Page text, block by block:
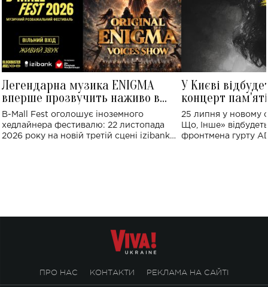
Легендарна музика ENIGMA
вперше прозвучить наживо в
Україні: де відбудеться концерт
B-Mall Fest оголошує іноземного
хедлайнера фестивалю: 22 листопада
2026 року на новій третій сцені izibank
У Києві
концерт
Клименка:
виконають
25 липня у новому
Що, Інше»
фронтмена гурту
ПРО НАС КОНТАКТИ РЕКЛАМА НА САЙТІ